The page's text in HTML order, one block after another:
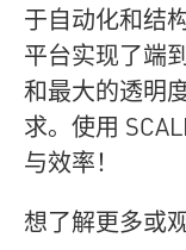
于自动化和结
平台实现了端
和最大的透明
求。使用
与效率！
想了解更多或